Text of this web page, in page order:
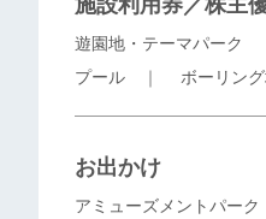
施設利用券／株主
遊園地・テーマパーク
プール ｜ ボーリン
お出かけ
アミューズメントパーク